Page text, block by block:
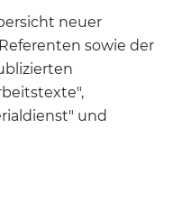
neuer
sowie der
und